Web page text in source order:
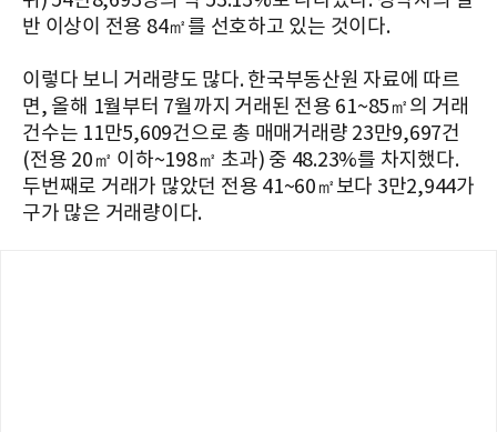
반 이상이 전용 84㎡를 선호하고 있는 것이다.
이렇다 보니 거래량도 많다. 한국부동산원 자료에 따르
면, 올해 1월부터 7월까지 거래된 전용 61~85㎡의 거래
건수는 11만5,609건으로 총 매매거래량 23만9,697건
(전용 20㎡ 이하~198㎡ 초과) 중 48.23%를 차지했다.
두번째로 거래가 많았던 전용 41~60㎡보다 3만2,944가
구가 많은 거래량이다.